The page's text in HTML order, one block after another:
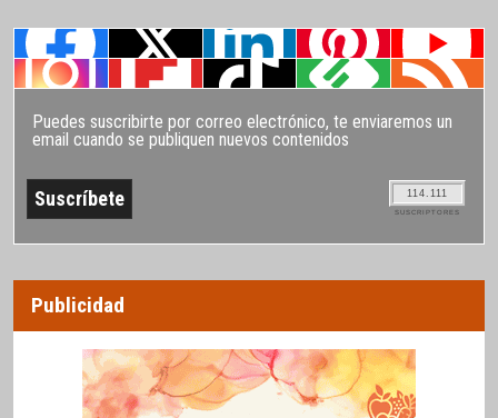
Puedes suscribirte por correo electrónico, te enviaremos un
email cuando se publiquen nuevos contenidos
114.111
SUSCRIPTORES
Publicidad